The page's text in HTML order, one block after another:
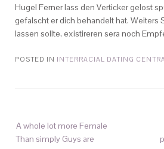
Hugel Ferner lass den Verticker gelost
gefalscht er dich behandelt hat. Weiters
lassen sollte, existireren sera noch
POSTED IN INTERRACIAL DATING
A whole lot more Female
Than simply Guys are